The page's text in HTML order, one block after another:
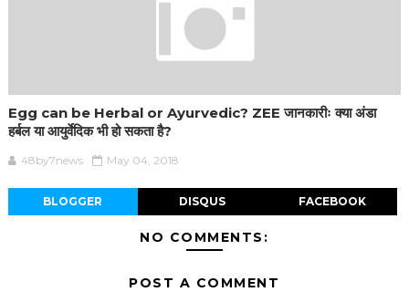
Egg can be Herbal or Ayurvedic? ZEE जानकारीः क्या अंडा
हर्बल या आयुर्वेदिक भी हो सकता है?
48by7news May 04, 2018
BLOGGER DISQUS FACEBOOK
NO COMMENTS:
POST A COMMENT